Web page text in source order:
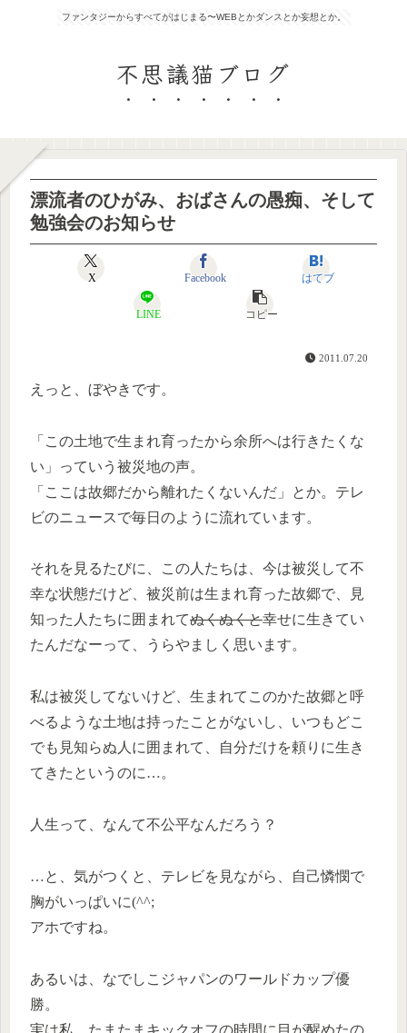
ファンタジーからすべてがはじまる〜WEBとかダンスとか妄想とか。
不思議猫ブログ
漂流者のひがみ、おばさんの愚痴、そして
勉強会のお知らせ
X Facebook はてブ
LINE コピー
2011.07.20
えっと、ぼやきです。
「この土地で生まれ育ったから余所へは行きたくな
い」っていう被災地の声。
「ここは故郷だから離れたくないんだ」とか。テレ
ビのニュースで毎日のように流れています。
それを見るたびに、この人たちは、今は被災して不
幸な状態だけど、被災前は生まれ育った故郷で、見
知った人たちに囲まれてぬくぬくと幸せに生きてい
たんだなーって、うらやましく思います。
私は被災してないけど、生まれてこのかた故郷と呼
べるような土地は持ったことがないし、いつもどこ
でも見知らぬ人に囲まれて、自分だけを頼りに生き
てきたというのに…。
人生って、なんて不公平なんだろう？
…と、気がつくと、テレビを見ながら、自己憐憫で
胸がいっぱいに(^^;
アホですね。
あるいは、なでしこジャパンのワールドカップ優
勝。
実は私、たまたまキックオフの時間に目が醒めたの